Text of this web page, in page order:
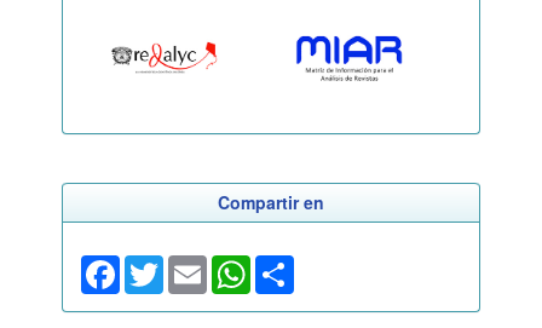
Compartir en
Facebook
TwitterEmail WhatsApp